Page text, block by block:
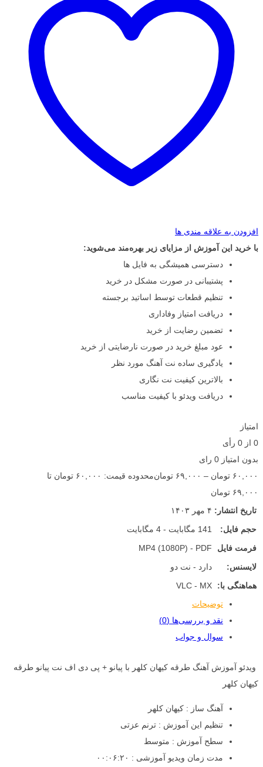
افزودن به علاقه مندی ها
با خرید این آموزش از مزایای زیر بهره‌مند می‌شوید:
دسترسی همیشگی به فایل ها
پشتیبانی در صورت مشکل در خرید
تنظیم قطعات توسط اساتید برجسته
دریافت امتیاز وفاداری
تضمین رضایت از خرید
عود مبلغ خرید در صورت نارضایتی از خرید
یادگیری ساده نت آهنگ مورد نظر
بالاترین کیفیت نت نگاری
دریافت ویدئو با کیفیت مناسب
امتیاز
0 از 0 رأی
بدون امتیاز 0 رای
۶۰,۰۰۰ تومان – ۶۹,۰۰۰ تومان
محدوده قیمت: ۶۰,۰۰۰ تومان تا
۶۹,۰۰۰ تومان
تاریخ انتشار: ۴ مهر ۱۴۰۳
حجم فایل:
141 مگابایت - 4 مگابایت
فرمت فایل
MP4 (1080P) - PDF
لایسنس:
دارد - نت دو
هماهنگی با:
VLC - MX
توضیحات
نقد و بررسی‌ها (0)
سوال و جواب
ویدئو آموزش آهنگ طرقه کیهان کلهر با پیانو + پی دی اف نت پیانو طرقه
کیهان کلهر
آهنگ ساز : کیهان کلهر
تنظیم این آموزش : ترنم عزتی
سطح آموزش : متوسط
مدت زمان ویدیو آموزشی : ۰۰:۰۶:۲۰